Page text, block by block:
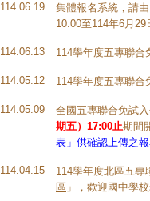
114.06.19
集體報名系統，請
10:00至114年6月
114.06.13 114學年度五專聯
114.05.12 114學年度五專聯
114.05.09
全國五專聯合免試
期五）17:00止期間
表」供確認上傳之
114.04.15
114學年度北區五
區 」，歡迎國中學